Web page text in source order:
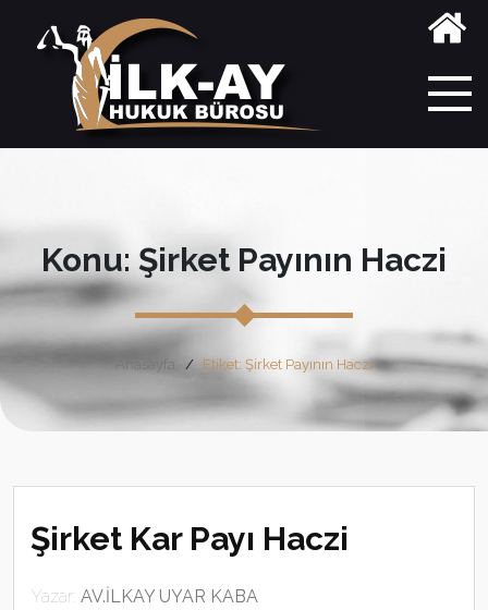
Konu: Şirket Payının Haczi
Anasayfa Etiket: Şirket Payının Haczi
Şirket Kar Payı Haczi
Yazar: AV.İLKAY UYAR KABA